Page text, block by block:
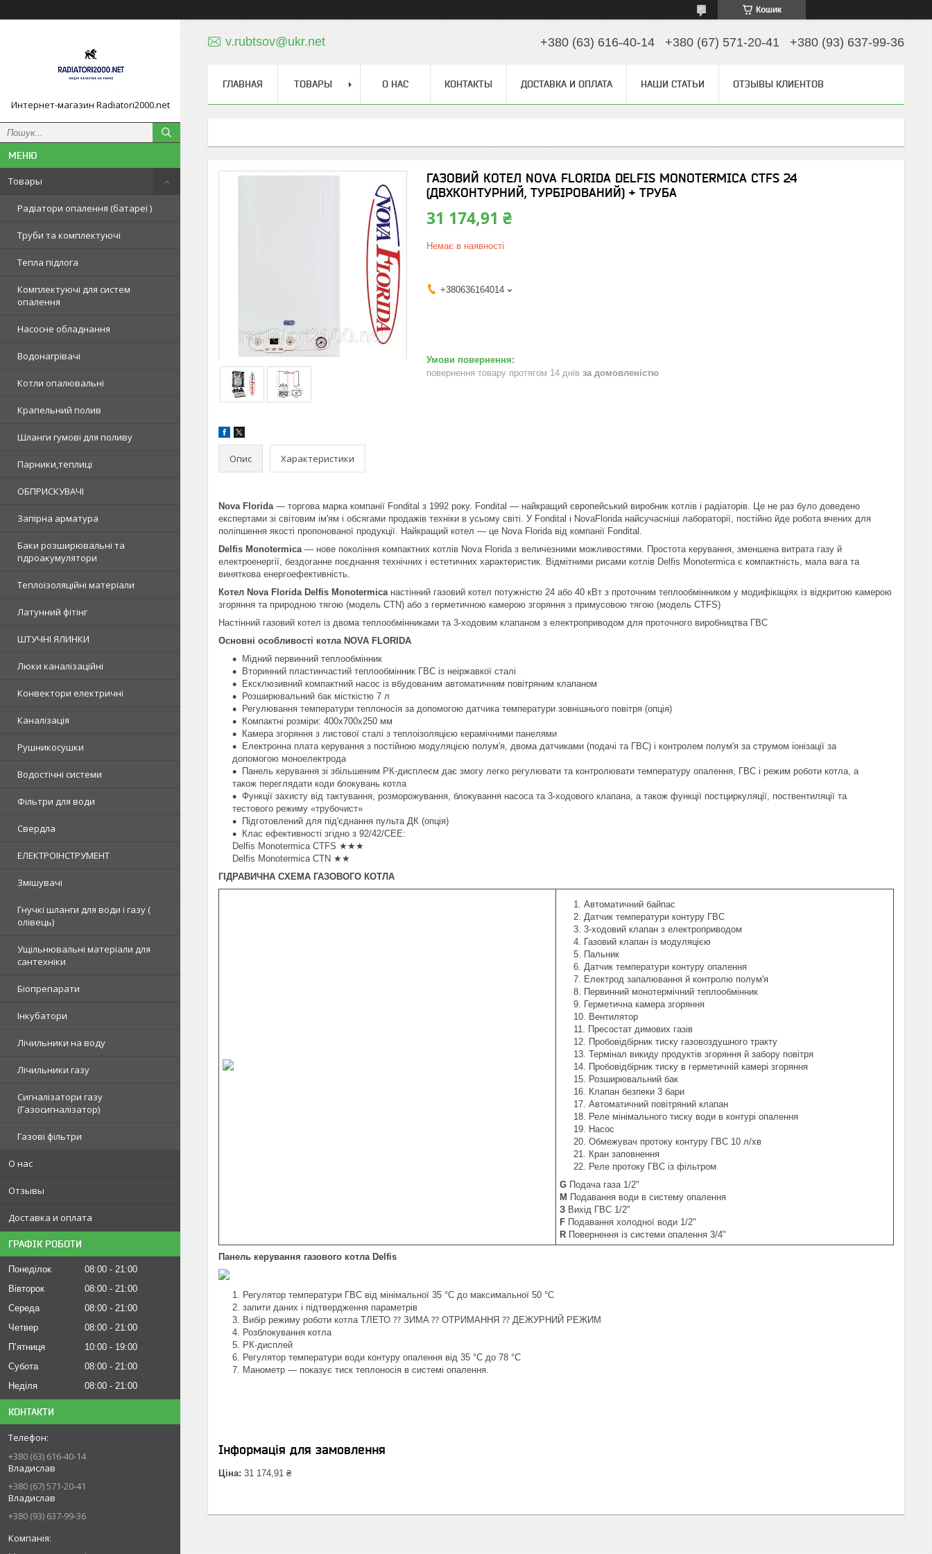
Кошик
Интернет-магазин Radiatori2000.net
Товары
Радіатори опалення (батареї )
Труби та комплектуючі
Тепла підлога
Комплектуючі для систем
опалення
Насосне обладнання
Водонагрівачі
Котли опалювальні
Крапельний полив
Шланги гумові для поливу
Парники,теплиці
ОБПРИСКУВАЧІ
Запірна арматура
Баки розширювальні та
гідроакумулятори
Теплоізоляційні матеріали
Латунний фітінг
ШТУЧНІ ЯЛИНКИ
Люки каналізаційні
Конвектори електричні
Каналізація
Рушникосушки
Водостічні системи
Фільтри для води
Свердла
ЕЛЕКТРОІНСТРУМЕНТ
Змішувачі
Гнучкі шланги для води і газу (
олівець)
Ущільнювальні матеріали для
сантехніки
Біопрепарати
Інкубатори
Лічильники на воду
Лічильники газу
Сигналізатори газу
(Газосигналізатор)
Газові фільтри
О нас
Отзывы
Доставка и оплата
ГРАФІК РОБОТИ
Понеділок 08:00
21:00
Вівторок
08:00
21:00
Середа
08:00
21:00
Четвер
08:00
21:00
Пʼятниця
10:00
19:00
Субота
08:00
21:00
Неділя
08:00 21:00
КОНТАКТИ
+380 (63) 616-40-14
Владислав
+380 (67) 571-20-41
Владислав
+380 (93) 637-99-36
v.rubtsov@ukr.net +380 (63) 616-40-14 +380 (67) 571-20-41 +380 (93) 637-99-36
ГЛАВНАЯ ТОВАРЫ О НАС КОНТАКТЫ ДОСТАВКА И ОПЛАТА НАШИ СТАТЬИ ОТЗЫВЫ КЛИЕНТОВ
ГАЗОВИЙ КОТЕЛ NOVA FLORIDA DELFIS MONOTERMICA CTFS 24
(ДВХКОНТУРНИЙ, ТУРБІРОВАНИЙ) + ТРУБА
31 174,91 ₴
Немає в наявності
+380636164014
повернення товару протягом 14 днів за домовленістю
Опис Характеристики
Nova Florida— торгова марка компанії Fondital з 1992 року. Fondital — найкращий європейський виробник котлів і радіаторів. Це не раз було доведено
експертами зі світовим ім'ям і обсягами продажів техніки в усьому світі. У Fondital і NovaFlorida найсучасніші лабораторії, постійно йде робота вчених для
поліпшення якості пропонованої продукції. Найкращий котел — це Nova Florida від компанії Fondital.
Delfis Monotermica — нове покоління компактних котлів Nova Florida з величезними можливостями. Простота керування, зменшена витрата газу й
електроенергії, бездоганне поєднання технічних і естетичних характеристик. Відмітними рисами котлів Delfis Monotermica є компактність, мала вага та
виняткова енергоефективність.
Котел Nova Florida Delfis Monotermica настінний газовий котел потужністю 24 або 40 кВт з проточним теплообмінником у модифікаціях із відкритою камерою
згоряння та природною тягою (модель CTN) або з герметичною камерою згоряння з примусовою тягою (модель CTFS)
Настінний газовий котел із двома теплообмінниками та 3-ходовим клапаном з електроприводом для проточного виробництва ГВС
Основні особливості котла NOVA FLORIDA
Мідний первинний теплообмінник
Вторинний пластинчастий теплообмінник ГВС із неіржавкої сталі
Ексклюзивний компактний насос із вбудованим автоматичним повітряним клапаном
Розширювальний бак місткістю 7 л
Регулювання температури теплоносія за допомогою датчика температури зовнішнього повітря (опція)
Компактні розміри: 400x700x250 мм
Камера згоряння з листової сталі з теплоізоляцією керамічними панелями
Електронна плата керування з постійною модуляцією полум'я, двома датчиками (подачі та ГВС) і контролем полум'я за струмом іонізації за
допомогою моноелектрода
Панель керування зі збільшеним РК-дисплеєм дає змогу легко регулювати та контролювати температуру опалення, ГВС і режим роботи котла, а
також переглядати коди блокувань котла
Функції захисту від тактування, розморожування, блокування насоса та 3-ходового клапана, а також функції постциркуляції, поствентиляції та
тестового режиму «трубочист»
Підготовлений для під'єднання пульта ДК (опція)
Клас ефективності згідно з 92/42/CEE:
Delfis Monotermica CTFS ★★★
Delfis Monotermica CTN ★★
ГІДРАВИЧНА СХЕМА ГАЗОВОГО КОТЛА
Автоматичний байпас
Датчик температури контуру ГВС
3-ходовий клапан з електроприводом
Газовий клапан із модуляцією
Пальник
Датчик температури контуру опалення
Електрод запалювання й контролю полум'я
Первинний монотермічний теплообмінник
Герметична камера згоряння
Вентилятор
Пресостат димових газів
Пробовідбірник тиску газовоздушного тракту
Термінал викиду продуктів згоряння й забору повітря
Пробовідбірник тиску в герметичній камері згоряння
Розширювальний бак
Клапан безпеки 3 бари
Автоматичний повітряний клапан
Реле мінімального тиску води в контурі опалення
Насос
Обмежувач протоку контуру ГВС 10 л/хв
Кран заповнення
Реле протоку ГВС із фільтром
G Подача газа 1/2"
M Подавання води в систему опалення
З Вихід ГВС 1/2"
F Подавання холодної води 1/2"
R Повернення із системи опалення 3/4"
Панель керування газового котла Delfis
Регулятор температури ГВС від мінімальної 35 °C до максимальної 50 °C
запити даних і підтвердження параметрів
Вибір режиму роботи котла ТЛЕТО ⁇ ЗИМA ⁇ ОТРИМАННЯ ⁇ ДЕЖУРНИЙ РЕЖИМ
Розблокування котла
РК-дисплей
Регулятор температури води контуру опалення від 35 °C до 78 °C
Манометр — показує тиск теплоносія в системі опалення.
Інформація для замовлення
Ціна: 31 174,91 ₴